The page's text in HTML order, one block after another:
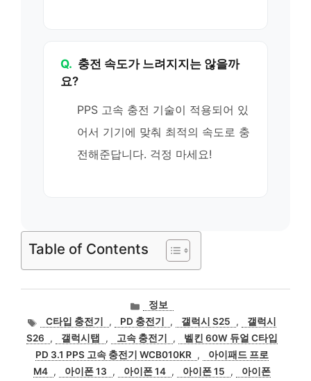
Q. 충전 속도가 느려지지는 않을까
요?
PPS 고속 충전 기술이 적용되어 있
어서 기기에 맞춰 최적의 속도로 충
전해준답니다. 걱정 마세요!
Table of Contents
카
테
고
리
정보
태
그
C타입 충전기 , PD 충전기 , 갤럭시 S25 ,
갤럭시
S26
, 갤럭시탭 , 고속 충전기 ,
벨킨 60W 듀얼 C타입
PD 3.1 PPS 고속 충전기 WCB010KR
,
아이패드 프로
M4 , 아이폰 13 , 아이폰 14 , 아이폰 15 ,
아이폰